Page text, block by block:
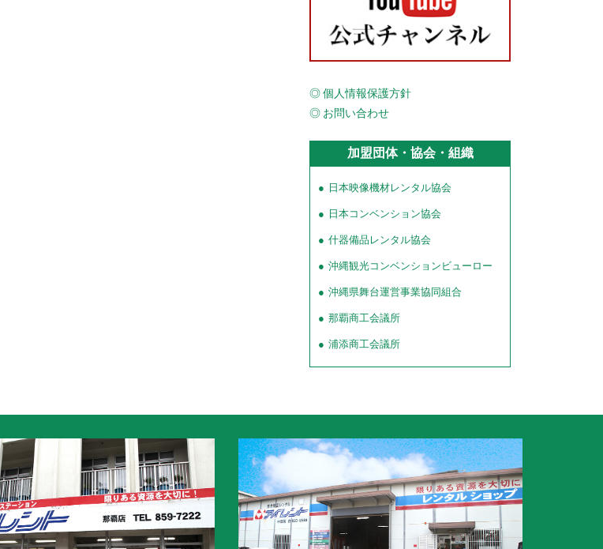
個人情報保護方針
お問い合わせ
加盟団体・協会・組織
日本映像機材レンタル協会
日本コンベンション協会
什器備品レンタル協会
沖縄観光コンベンションビューロー
沖縄県舞台運営事業協同組合
那覇商工会議所
浦添商工会議所